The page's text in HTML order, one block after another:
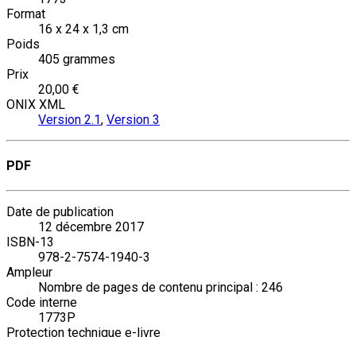
Format
16 x 24 x 1,3 cm
Poids
405 grammes
Prix
20,00 €
ONIX XML
Version 2.1, Version 3
PDF
Date de publication
12 décembre 2017
ISBN-13
978-2-7574-1940-3
Ampleur
Nombre de pages de contenu principal : 246
Code interne
1773P
Protection technique e-livre